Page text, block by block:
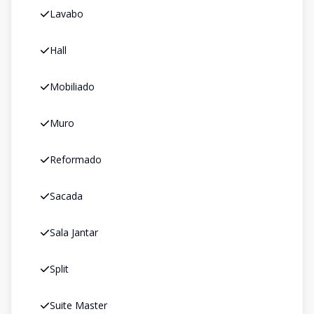
Lavabo
Hall
Mobiliado
Muro
Reformado
Sacada
Sala Jantar
Split
Suite Master